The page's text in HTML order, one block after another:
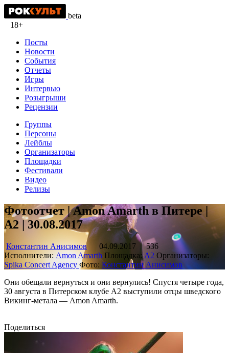
beta
18+
Посты
Новости
События
Отчеты
Игры
Интервью
Розыгрыши
Рецензии
Группы
Персоны
Лейблы
Организаторы
Площадки
Фестивали
Видео
Релизы
Фотоотчет | Amon Amarth в Питере |
A2 | 30.08.2017
Константин Анисимов 04.09.2017
536
Исполнители: Amon Amarth Площадка:А2 Организаторы:
Spika Concert Agency Фото: Константин Анисимов
Они обещали вернуться и они вернулись! Спустя четыре года,
30 августа в Питерском клубе A2 выступили отцы шведского
Викинг-метала — Amon Amarth.
Поделиться